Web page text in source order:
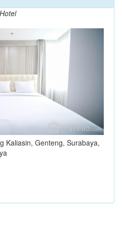
Kaliasin, Genteng, Surabaya,